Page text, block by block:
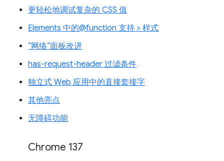
更轻松地调试复杂的 CSS 值
Elements 中的@function 支持 > 样式
“网络”面板改进
has-request-header 过滤条件
独立式 Web 应用中的直接套接字
其他亮点
无障碍功能
Chrome 137